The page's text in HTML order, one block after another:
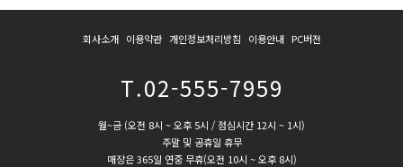
회사소개 이용약관 개인정보처리방침 이용안내 PC버전
T.02-555-7959
월~금 (오전 8시 ~ 오후 5시 / 점심시간 12시 ~ 1시)
주말 및 공휴일 휴무
매장은 365일 연중 무휴(오전 10시 ~ 오후 8시)